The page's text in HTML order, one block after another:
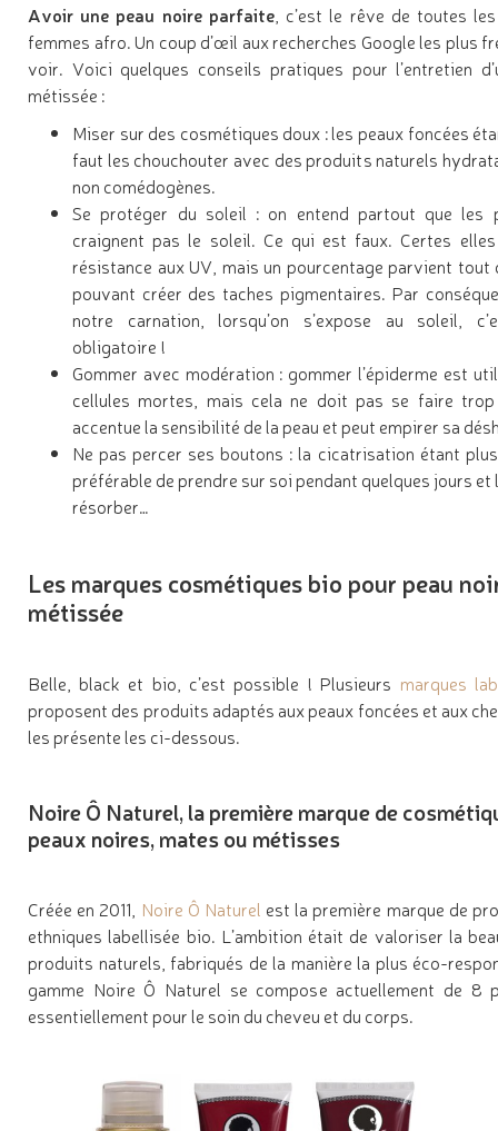
Avoir une peau noire parfaite, c’est le rêve de toutes
femmes afro. Un coup d’œil aux recherches Google les plus
voir. Voici quelques conseils pratiques pour l’entretien
métissée :
Miser sur des cosmétiques doux : les peaux foncées
faut les chouchouter avec des produits naturels
non comédogènes.
Se protéger du soleil : on entend partout que les
craignent pas le soleil. Ce qui est faux. Certes
résistance aux UV, mais un pourcentage parvient tout
pouvant créer des taches pigmentaires. Par
notre carnation, lorsqu’on s’expose au soleil,
obligatoire !
Gommer avec modération : gommer l’épiderme est
cellules mortes, mais cela ne doit pas se faire
accentue la sensibilité de la peau et peut empirer sa
Ne pas percer ses boutons : la cicatrisation étant
préférable de prendre sur soi pendant quelques jours
résorber…
Les marques cosmétiques bio pour peau
métissée
Belle, black et bio, c’est possible ! Plusieurs marques
proposent des produits adaptés aux peaux foncées et aux
les présente les ci-dessous.
Noire Ô Naturel, la première marque de
peaux noires, mates ou métisses
Créée en 2011, Noire Ô Naturel est la première marque de
ethniques labellisée bio. L’ambition était de valoriser la
produits naturels, fabriqués de la manière la plus éco-
gamme Noire Ô Naturel se compose actuellement de 8
essentiellement pour le soin du cheveu et du corps.